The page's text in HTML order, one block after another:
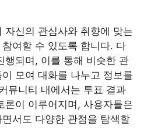
자신의 관심사와 취향에 맞는
여할 수 있도록 합니다. 다
행되며, 이를 통해 비슷한 관
모여 대화를 나누고 정보를
뮤니티 내에서는 투표 결과
론이 이루어지며, 사용자들은
서도 다양한 관점을 탐색할